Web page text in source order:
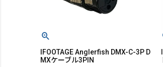
IFOOTAGE Anglerfish DMX-C-3P D
MXケーブル3PIN